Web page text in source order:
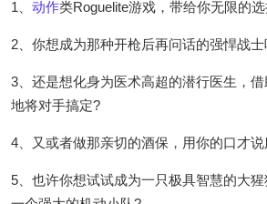
1、 动作类Roguelite游戏，带给你无限的
2、你想成为那种开枪后再问话的强悍战士
3、还是想化身为医术高超的潜行医生，
地将对手搞定?
4、又或者做那亲切的酒保，用你的口才
5、也许你想试试成为一只极具智慧的大